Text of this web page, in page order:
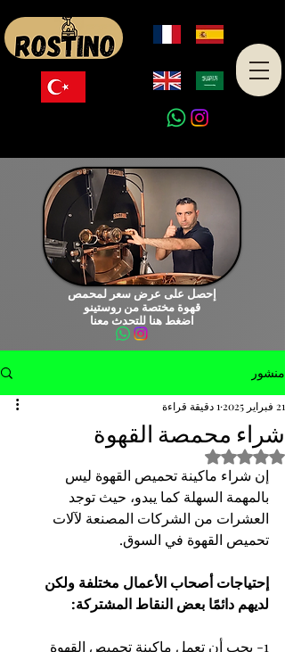
إحصل على عرض سعر لمحمص
قهوة مختصة من روستينو
اضغط هنا للتحدث معنا
منشور
شراء محمصة القهوة
21 فبراير 2025 1 دقيقة قراءة
تم التقييم بـ ليس رقمًا من أصل 5 نجوم.
إن شراء ماكينة تحميص القهوة ليس
بالمهمة السهلة كما يبدو، حيث توجد
العشرات من الشركات المصنعة لآلات
تحميص القهوة في السوق.
إحتياجات أصحاب الأعمال مختلفة ولكن
لديهم دائمًا بعض النقاط المشتركة:
1- يجب أن تعمل ماكينة تحميص القهوة